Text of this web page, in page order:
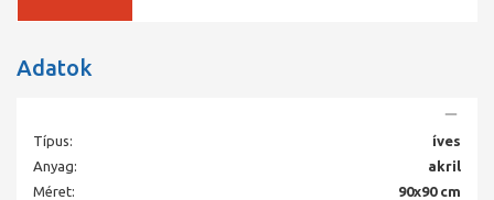
Adatok
Típus:
íves
Anyag:
akril
Méret:
90x90 cm